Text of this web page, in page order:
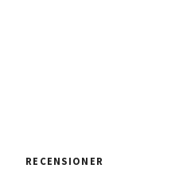
RECENSIONER